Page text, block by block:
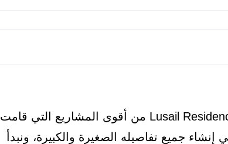
كمبوند لوسيل ريزيدنس القاهرة الجديدة Lusail Residence New Cairo من أقوى المشاريع التي قامت
جميع تفاصيله الصغيرة والكبيرة، ونبدأ